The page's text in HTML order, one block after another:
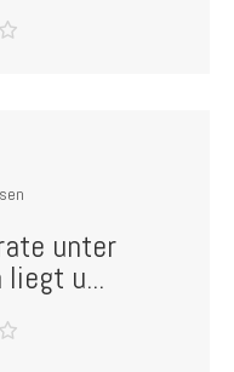
unter
liegt u...